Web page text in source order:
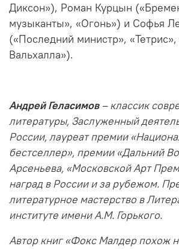
Диксон»), Роман Курцын
музыканты», «Огонь») и Софья
(«Последний министр», «Тетрис»,
Вальхалла»).
Андрей Геласимов– классик
литературы, Заслуженный
России, лауреат премии
бестселлер», премии «Дальний
Арсеньева, «Московской Арт
наград в России и за рубежом.
литературное мастерство в
институте имени А.М. Горького.
Автор книг «Фокс Малдер похож